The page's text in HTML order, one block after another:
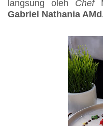
langsung oleh Chef
Gabriel Nathania